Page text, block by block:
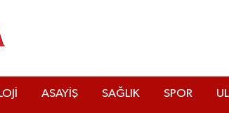
ASAYİŞ SAĞLIK SPOR